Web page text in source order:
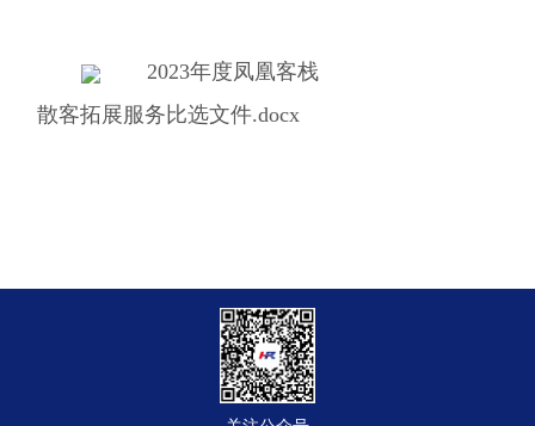
2023年度凤凰客栈
散客拓展服务比选文件.docx